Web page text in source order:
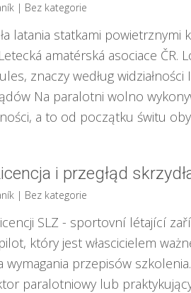
| Bez kategorie
latania statkami
amatérská asociace ČR.
znaczy według
Na paralotni wolno
a to od początku świtu
i przegłąd
| Bez kategorie
SLZ - sportovní létající
który jest włascicielem
wymagania przepisów
paralotniowy lub